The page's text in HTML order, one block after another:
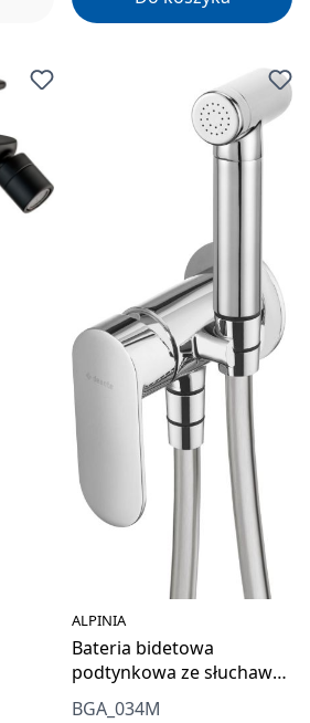
ALPINIA
Bateria bidetowa
podtynkowa ze słuchawką
typu bidetta
BGA_034M